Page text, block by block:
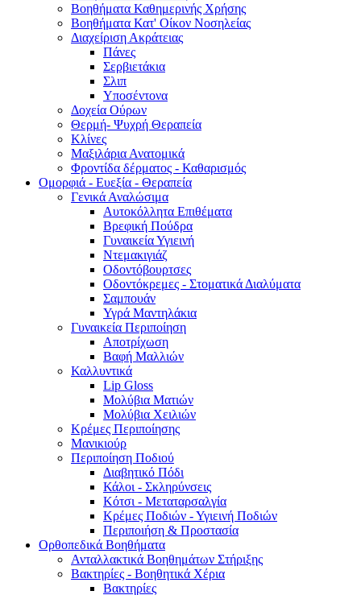
Βοηθήματα Καθημερινής Χρήσης
Βοηθήματα Κατ' Οίκον Νοσηλείας
Διαχείριση Ακράτειας
Πάνες
Σερβιετάκια
Σλιπ
Υποσέντονα
Δοχεία Ούρων
Θερμή- Ψυχρή Θεραπεία
Κλίνες
Μαξιλάρια Ανατομικά
Φροντίδα δέρματος - Καθαρισμός
Ομορφιά - Ευεξία - Θεραπεία
Γενικά Αναλώσιμα
Αυτοκόλλητα Επιθέματα
Βρεφική Πούδρα
Γυναικεία Υγιεινή
Ντεμακιγιάζ
Οδοντόβουρτσες
Οδοντόκρεμες - Στοματικά Διαλύματα
Σαμπουάν
Υγρά Μαντηλάκια
Γυναικεία Περιποίηση
Αποτρίχωση
Βαφή Μαλλιών
Καλλυντικά
Lip Gloss
Μολύβια Ματιών
Μολύβια Χειλιών
Κρέμες Περιποίησης
Μανικιούρ
Περιποίηση Ποδιού
Διαβητικό Πόδι
Κάλοι - Σκληρύνσεις
Κότσι - Μεταταρσαλγία
Κρέμες Ποδιών - Υγιεινή Ποδιών
Περιποιήση & Προστασία
Ορθοπεδικά Βοηθήματα
Ανταλλακτικά Βοηθημάτων Στήριξης
Βακτηρίες - Βοηθητικά Χέρια
Βακτηρίες